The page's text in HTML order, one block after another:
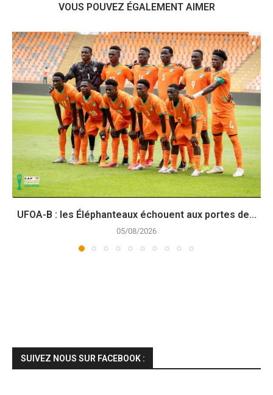
VOUS POUVEZ ÉGALEMENT AIMER
UFOA-B : les Éléphanteaux échouent aux portes de...
05/08/2026
SUIVEZ NOUS SUR FACEBOOK :